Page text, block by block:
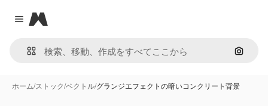
Close menu
Magnific
画像で
ホーム/ストック/ベクトル/グランジエフェクトの暗いコンクリート背景